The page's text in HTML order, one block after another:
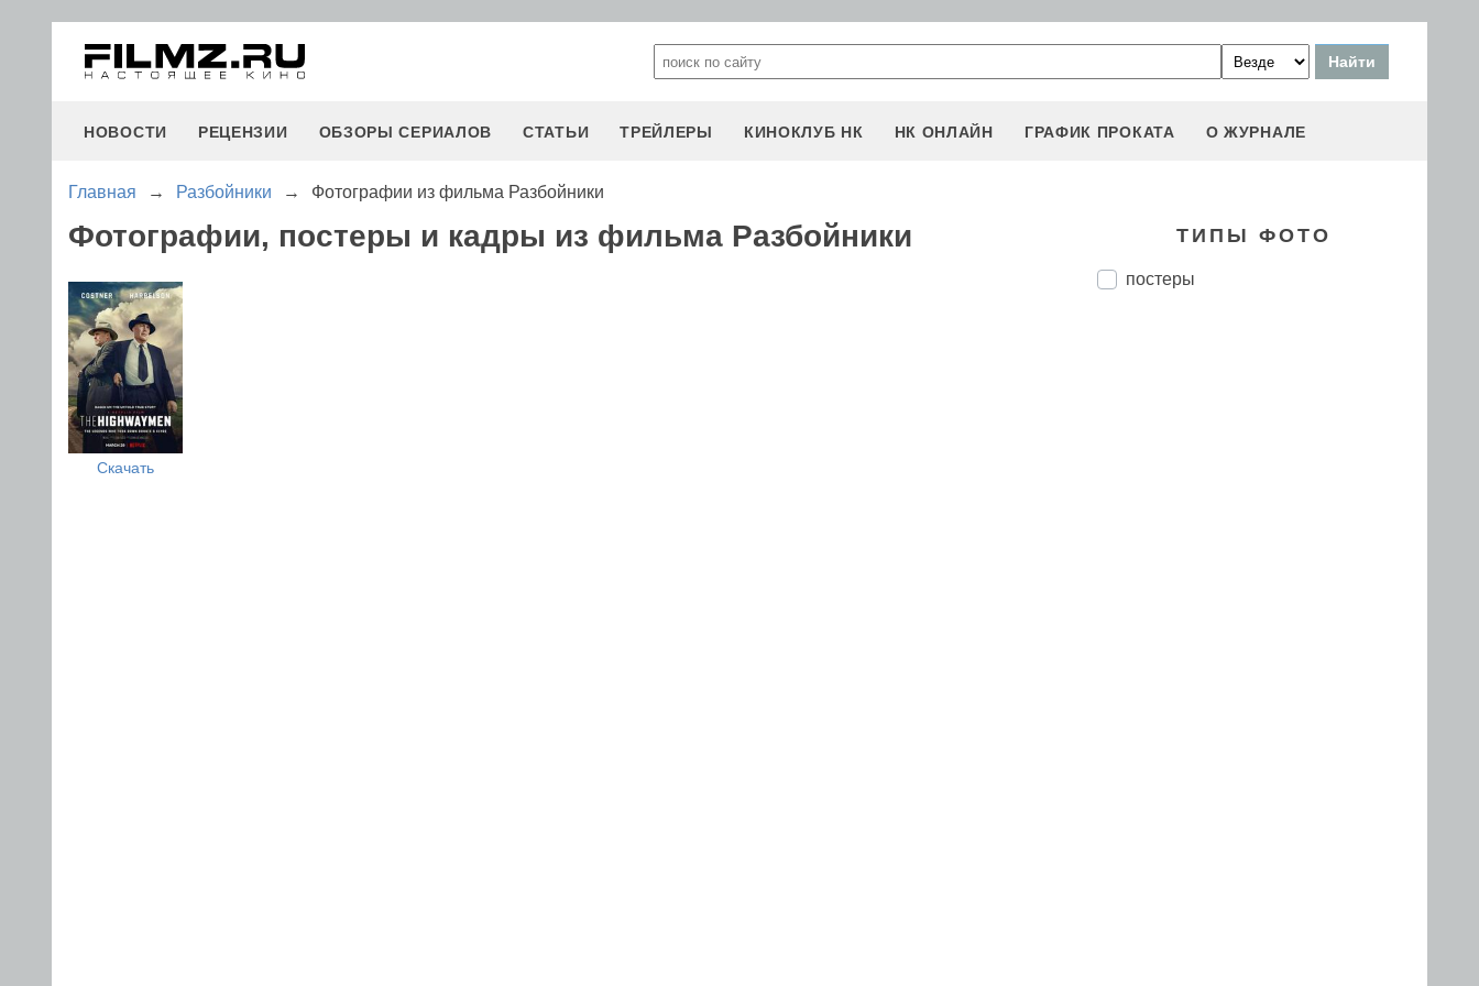
НОВОСТИ РЕЦЕНЗИИ ОБЗОРЫ СЕРИАЛОВ СТАТЬИ ТРЕЙЛЕРЫ КИНОКЛУБ НК НК ОНЛАЙН ГРАФИК ПРОКАТА О ЖУРНАЛЕ
Главная → Разбойники → Фотографии из фильма Разбойники
Фотографии, постеры и кадры из фильма Разбойники
Скачать
ТИПЫ ФОТО
постеры